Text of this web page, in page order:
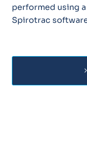
performed using
Spirotrac
chevron_right